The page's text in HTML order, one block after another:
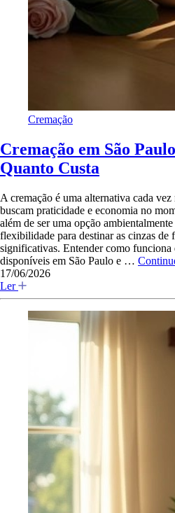
Cremação
Cremação em São
Quanto Custa
A cremação é uma alternativa cada
buscam praticidade e economia no
além de ser uma opção
flexibilidade para destinar as cinzas de
significativas. Entender como funciona
disponíveis em São Paulo e …
17/06/2026
Ler